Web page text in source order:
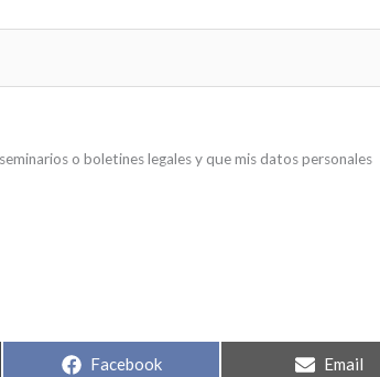
o boletines legales y que mis datos personales
Facebook Email